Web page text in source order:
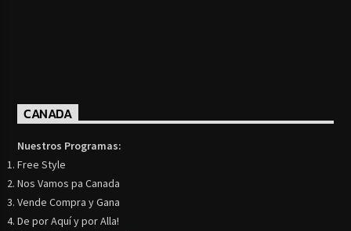
CANADA
Nuestros Programas:
Free Style
Nos Vamos pa Canada
Vende Compra y Gana
De por Aquí y por Alla!